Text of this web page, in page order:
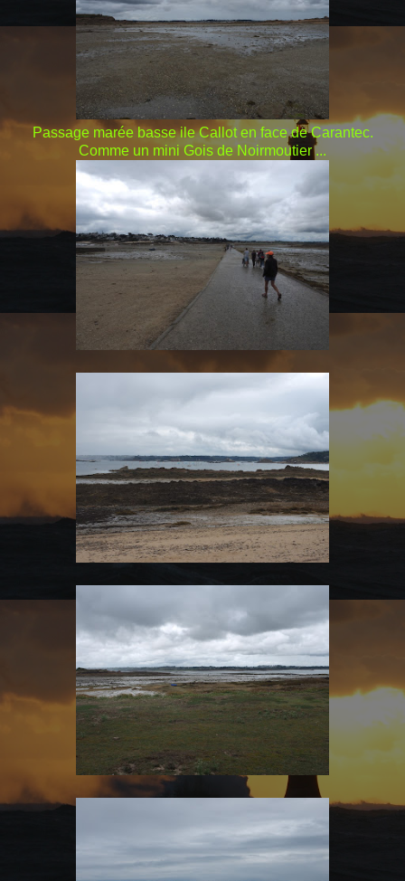
Passage marée basse ile Callot en face de Carantec.
Comme un mini Gois de Noirmoutier ...